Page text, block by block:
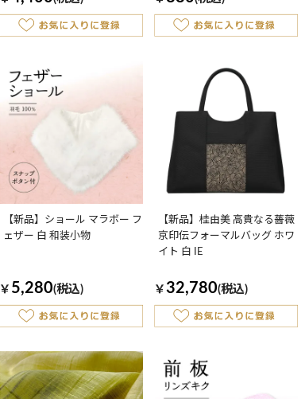
【新品】ショール マラボー フ
ェザー 白 和装小物
￥ 5,280(税込)
【新品】桂由美 高貴なる薔薇
京印伝フォーマルバッグ ホワ
イト 白 IE
￥ 32,780(税込)